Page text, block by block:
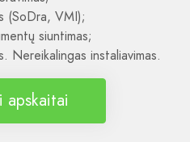
(SoDra, VMI);
siuntimas;
Nereikalingas instaliavimas.
apskaitai